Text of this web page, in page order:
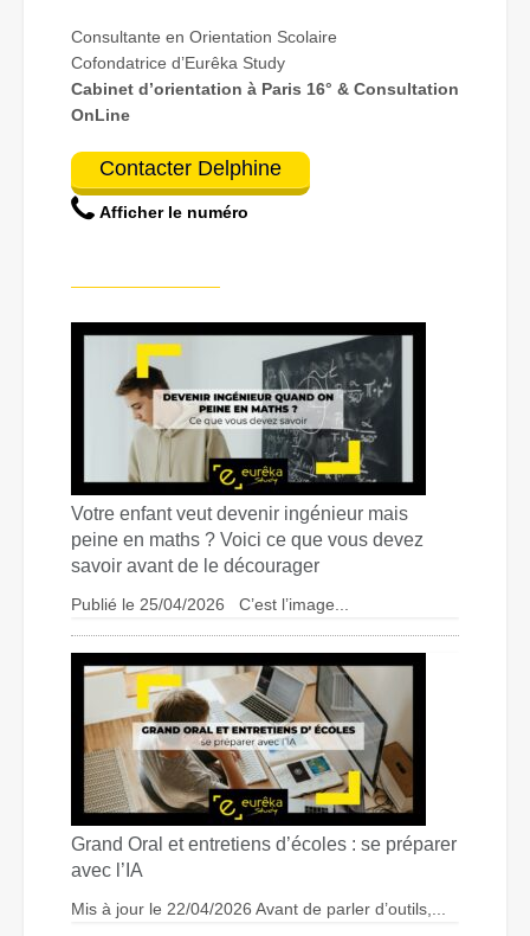
Consultante en Orientation Scolaire
Cofondatrice d’Eurêka Study
Cabinet d’orientation à Paris 16° & Consultation
OnLine
Contacter Delphine
Afficher le numéro
—————————
Votre enfant veut devenir ingénieur mais
peine en maths ? Voici ce que vous devez
savoir avant de le décourager
Publié le 25/04/2026 C’est l’image...
Grand Oral et entretiens d’écoles : se préparer
avec l’IA
Mis à jour le 22/04/2026 Avant de parler d’outils,...